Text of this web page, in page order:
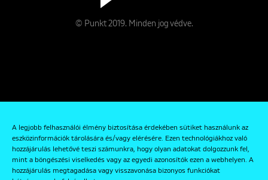
A legjobb felhasználói élmény biztosítása érdekében sütiket használunk az
eszközinformációk tárolására és/vagy elérésére. Ezen technológiákhoz való
hozzájárulás lehetővé teszi számunkra, hogy olyan adatokat dolgozzunk fel,
mint a böngészési viselkedés vagy az egyedi azonosítók ezen a webhelyen. A
hozzájárulás megtagadása vagy visszavonása bizonyos funkciókat
© Punkt 2019. Minden jog védve.
Kapcsolat
Adatkezelési és Adatvédelmi Szabályzat